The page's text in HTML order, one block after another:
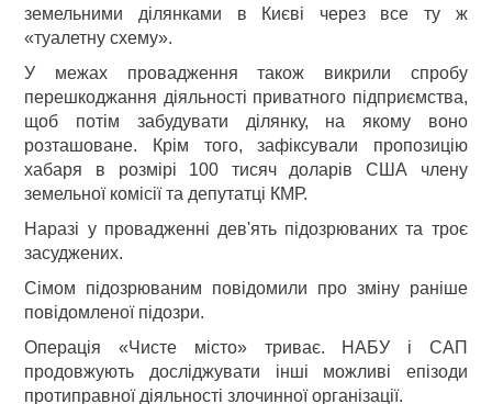
земельними ділянками в Києві через все ту ж
«туалетну схему».
У межах провадження також викрили спробу
перешкоджання діяльності приватного підприємства,
щоб потім забудувати ділянку, на якому воно
розташоване. Крім того, зафіксували пропозицію
хабаря в розмірі 100 тисяч доларів США члену
земельної комісії та депутатці КМР.
Наразі у провадженні дев'ять підозрюваних та троє
засуджених.
Сімом підозрюваним повідомили про зміну раніше
повідомленої підозри.
Операція «Чисте місто» триває. НАБУ і САП
продовжують досліджувати інші можливі епізоди
протиправної діяльності злочинної організації.